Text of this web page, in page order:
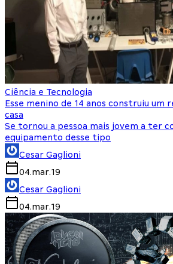
Ciência e Tecnologia
Esse menino de 14 anos construiu um
casa
Se tornou a pessoa mais jovem a ter
equipamento desse tipo
Cesar Gaglioni
04.mar.19
Cesar Gaglioni
04.mar.19